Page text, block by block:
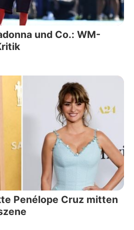
und Co.: WM-
Penélope Cruz mitten